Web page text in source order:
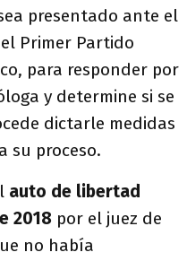
presentado ante el
Primer Partido
para responder por
y determine si se
dictarle medidas
su proceso.
auto de libertad
2018 por el juez de
no había